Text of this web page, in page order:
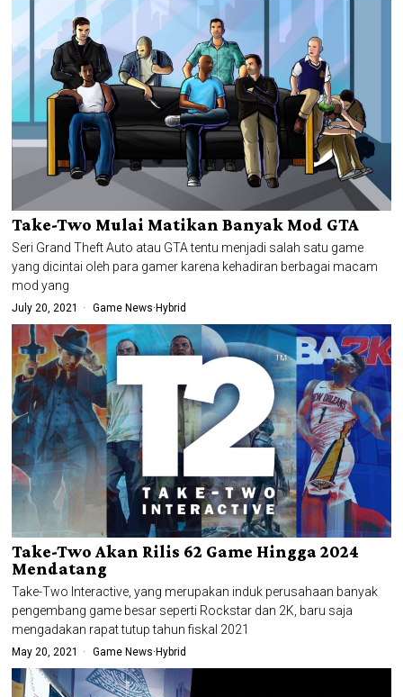
Take-Two Mulai Matikan Banyak Mod GTA
Seri Grand Theft Auto atau GTA tentu menjadi salah satu game
yang dicintai oleh para gamer karena kehadiran berbagai macam
mod yang
July 20, 2021 Game News· Hybrid
Take-Two Akan Rilis 62 Game Hingga 2024
Mendatang
Take-Two Interactive, yang merupakan induk perusahaan banyak
pengembang game besar seperti Rockstar dan 2K, baru saja
mengadakan rapat tutup tahun fiskal 2021
May 20, 2021 Game News· Hybrid